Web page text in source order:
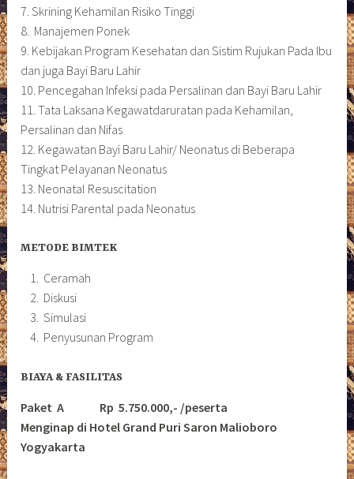
7. Skrining Kehamilan Risiko Tinggi
8. Manajemen Ponek
9. Kebijakan Program Kesehatan dan Sistim Rujukan Pada Ibu
dan juga Bayi Baru Lahir
10. Pencegahan Infeksi pada Persalinan dan Bayi Baru Lahir
11. Tata Laksana Kegawatdaruratan pada Kehamilan,
Persalinan dan Nifas
12. Kegawatan Bayi Baru Lahir/ Neonatus di Beberapa
Tingkat Pelayanan Neonatus
13. Neonatal Resuscitation
14. Nutrisi Parental pada Neonatus
METODE BIMTEK
Ceramah
Diskusi
Simulasi
Penyusunan Program
BIAYA & FASILITAS
Paket A Rp 5.750.000,- /peserta
Menginap di Hotel Grand Puri Saron Malioboro
Yogyakarta